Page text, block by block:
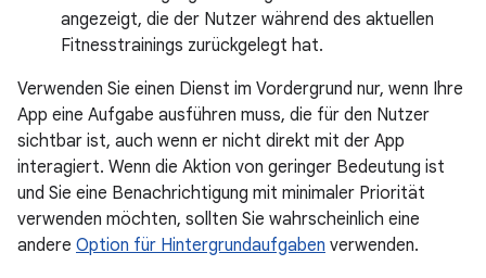
angezeigt, die der Nutzer während des aktuellen
Fitnesstrainings zurückgelegt hat.
Verwenden Sie einen Dienst im Vordergrund nur, wenn Ihre
App eine Aufgabe ausführen muss, die für den Nutzer
sichtbar ist, auch wenn er nicht direkt mit der App
interagiert. Wenn die Aktion von geringer Bedeutung ist
und Sie eine Benachrichtigung mit minimaler Priorität
verwenden möchten, sollten Sie wahrscheinlich eine
andere Option für Hintergrundaufgaben verwenden.